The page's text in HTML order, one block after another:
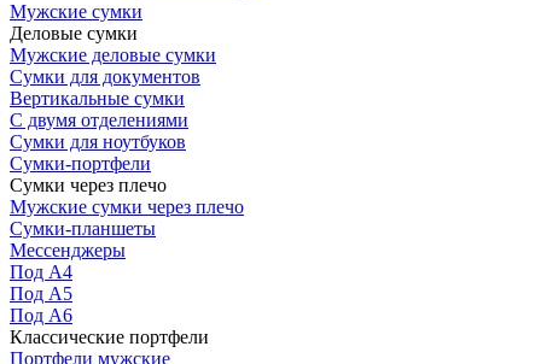
Мужские сумки
Деловые сумки
Мужские деловые сумки
Сумки для документов
Вертикальные сумки
С двумя отделениями
Сумки для ноутбуков
Сумки-портфели
Сумки через плечо
Мужские сумки через плечо
Сумки-планшеты
Мессенджеры
Под А4
Под А5
Под А6
Классические портфели
Портфели мужские